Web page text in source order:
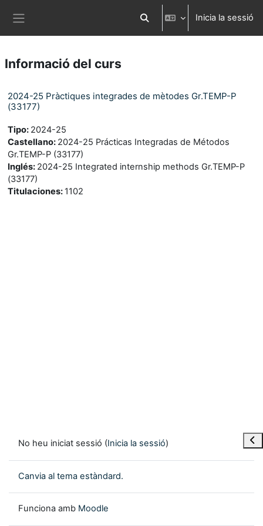
Commuta l'entrada de la cerca
Inicia la sessió
Informació del curs
2024-25 Pràctiques integrades de mètodes Gr.TEMP-P
(33177)
Tipo: 2024-25
Castellano: 2024-25 Prácticas Integradas de Métodos
Gr.TEMP-P (33177)
Inglés: 2024-25 Integrated internship methods Gr.TEMP-P
(33177)
Titulaciones: 1102
No heu iniciat sessió (Inicia la sessió)
Canvia al tema estàndard.
Funciona amb Moodle